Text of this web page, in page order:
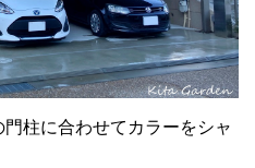
柱に合わせてカラーをシャ